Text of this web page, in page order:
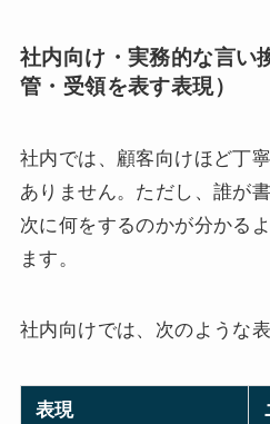
社内向け・実務的な言い
管・受領を表す表現）
社内では、顧客向けほど丁
ありません。ただし、誰が
次に何をするのかが分かる
ます。
社内向けでは、次のような
表現